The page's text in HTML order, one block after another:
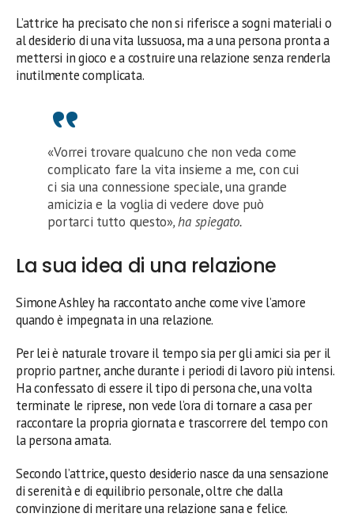
L’attrice ha precisato che non si riferisce a sogni materiali o
al desiderio di una vita lussuosa, ma a una persona pronta a
mettersi in gioco e a costruire una relazione senza renderla
inutilmente complicata.
«Vorrei trovare qualcuno che non veda come
complicato fare la vita insieme a me, con cui
ci sia una connessione speciale, una grande
amicizia e la voglia di vedere dove può
portarci tutto questo», ha spiegato.
La sua idea di una relazione
Simone Ashley ha raccontato anche come vive l’amore
quando è impegnata in una relazione.
Per lei è naturale trovare il tempo sia per gli amici sia per il
proprio partner, anche durante i periodi di lavoro più intensi.
Ha confessato di essere il tipo di persona che, una volta
terminate le riprese, non vede l’ora di tornare a casa per
raccontare la propria giornata e trascorrere del tempo con
la persona amata.
Secondo l’attrice, questo desiderio nasce da una sensazione
di serenità e di equilibrio personale, oltre che dalla
convinzione di meritare una relazione sana e felice.